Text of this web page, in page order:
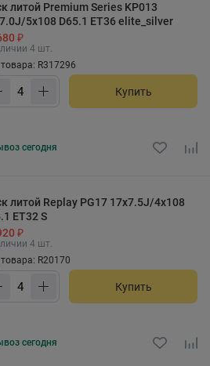
литой Premium Series KP013
5x108 D65.1 ET36 elite_silver
₽
4 шт.
R317296
Купить
сегодня
литой Replay PG17 17x7.5J/4x108
ET32 S
₽
4 шт.
R20170
Купить
сегодня